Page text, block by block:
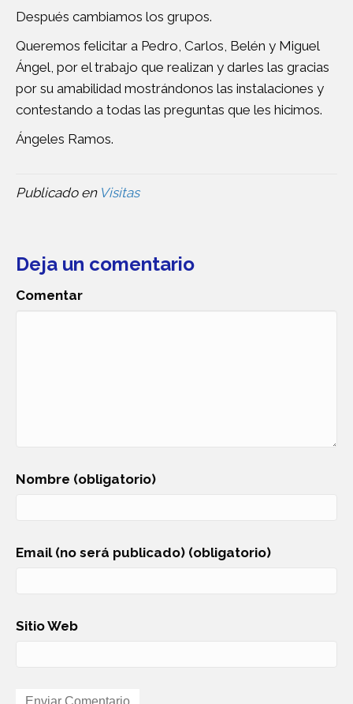
Después cambiamos los grupos.
Queremos felicitar a Pedro, Carlos, Belén y Miguel
Ángel, por el trabajo que realizan y darles las gracias
por su amabilidad mostrándonos las instalaciones y
contestando a todas las preguntas que les hicimos.
Ángeles Ramos.
Publicado en Visitas
Deja un comentario
Comentar
Nombre (obligatorio)
Email (no será publicado) (obligatorio)
Sitio Web